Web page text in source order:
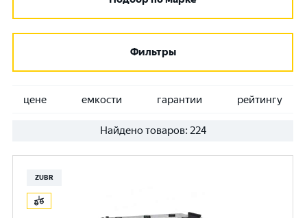
Фильтры
цене емкости гарантии рейтингу
Найдено товаров: 224
ZUBR